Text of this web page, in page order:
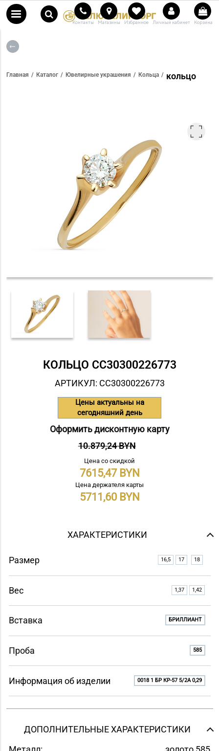
Контакты Магазины Избранное Личный кабинет Корзина
Главная Каталог Ювелирные украшения Кольца кольцо
КОЛЬЦО СC30300226773
АРТИКУЛ: СC30300226773
Цены актуальны на
сегодняшний день
Оформить дисконтную карту
10.879,24 BYN
Цена со скидкой
7615,47
Цена держателя карты
5711,60
ХАРАКТЕРИСТИКИ
Размер 16,5 17 18
Вес 1,37 1,42
Вставка БРИЛЛИАНТ
Проба 585
Информация об изделии 0018 1 БР КР-57 5/2A 0,29
ДОПОЛНИТЕЛЬНЫЕ ХАРАКТЕРИСТИКИ